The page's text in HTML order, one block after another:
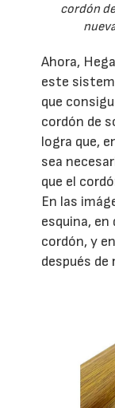
cordón
Ahora,
este
que
cordón de
logra que,
sea
que el
En las
esquina, en
cordón, y
después de